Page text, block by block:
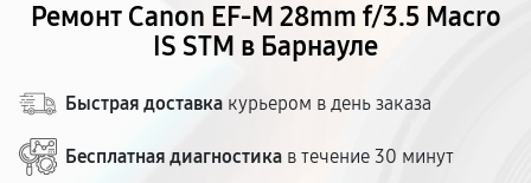
Ремонт Canon EF-M 28mm f/3.5 Macro
IS STM в Барнауле
Быстрая доставка курьером в день заказа
Бесплатная диагностика в течение 30 минут